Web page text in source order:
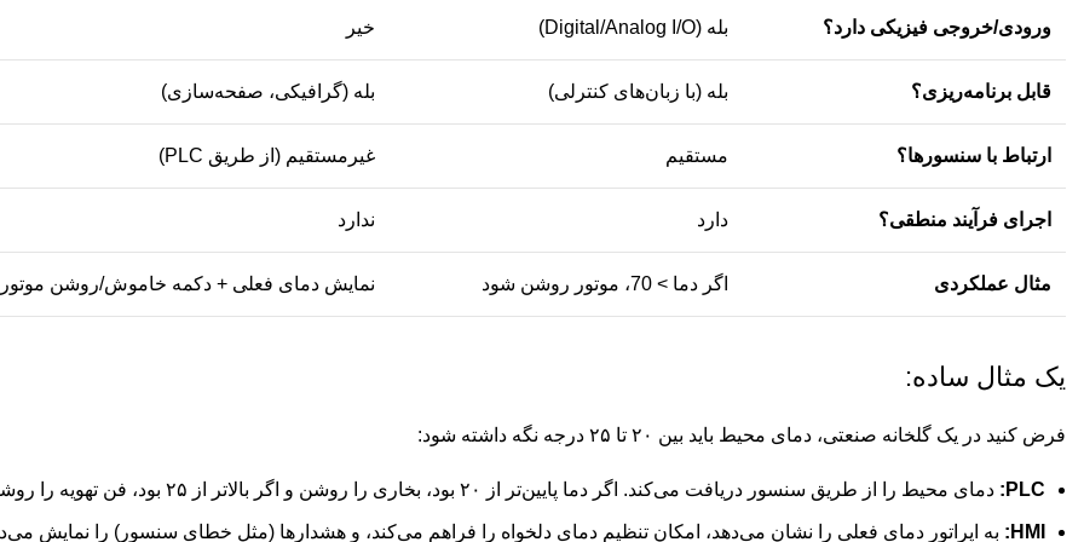
ورودی/خروجی فیزیکی دارد؟ بله (Digital/Analog I/O) خیر
قابل برنامه‌ریزی؟ بله (با زبان‌های کنترلی) بله (گرافیکی، صفحه‌سازی)
ارتباط با سنسورها؟ مستقیم غیرمستقیم (از طریق PLC)
اجرای فرآیند منطقی؟ دارد ندارد
مثال عملکردی اگر دما > 70، موتور روشن شود نمایش دمای فعلی + دکمه خاموش/روشن موتور
یک مثال ساده:
فرض کنید در یک گلخانه صنعتی، دمای محیط باید بین ۲۰ تا ۲۵ درجه نگه داشته شود:
PLC: دمای محیط را از طریق سنسور دریافت می‌کند. اگر دما پایین‌تر از ۲۰ بود، بخاری را روشن و اگر بالاتر از ۲۵ بود، فن تهویه را روشن می‌کند.
HMI: به اپراتور دمای فعلی را نشان می‌دهد، امکان تنظیم دمای دلخواه را فراهم می‌کند، و هشدارها (مثل خطای سنسور) را نمایش